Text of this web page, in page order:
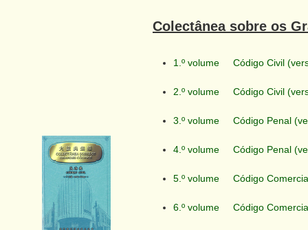
Colectânea sobre os
1.º volume Código Civil
2.º volume Código Civil
3.º volume Código Penal
4.º volume Código Penal
5.º volume Código
6.º volume Código